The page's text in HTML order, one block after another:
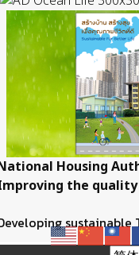
Housing
the
sustainable